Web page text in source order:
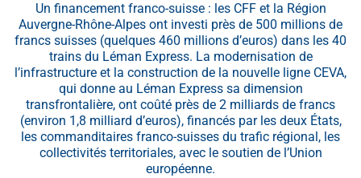
Un financement franco-suisse : les CFF et la Région
Auvergne-Rhône-Alpes ont investi près de 500 millions de
francs suisses (quelques 460 millions d’euros) dans les 40
trains du Léman Express. La modernisation de
l’infrastructure et la construction de la nouvelle ligne CEVA,
qui donne au Léman Express sa dimension
transfrontalière, ont coûté près de 2 milliards de francs
(environ 1,8 milliard d’euros), financés par les deux États,
les commanditaires franco-suisses du trafic régional, les
collectivités territoriales, avec le soutien de l’Union
européenne.